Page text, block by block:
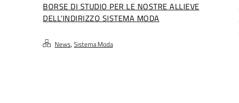
BORSE DI STUDIO PER LE NOSTRE ALLIEVE
DELL’INDIRIZZO SISTEMA MODA
News, Sistema Moda